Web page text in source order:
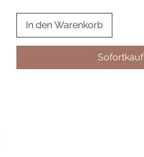
In den Warenkorb
Sofortkauf